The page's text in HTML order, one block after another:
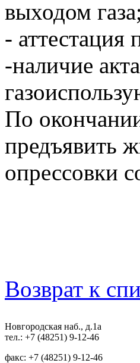
выходом газа;
- аттестация
-наличие
По
предъявить
опрессовки
Возврат к
Новгородская наб., д.1а
тел.: +7 (48251) 9-12-46
факс: +7 (48251) 9-12-46